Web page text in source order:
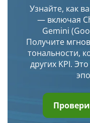
Узнайте, как
— включая
Gemini
Получите
тональности,
других KPI.